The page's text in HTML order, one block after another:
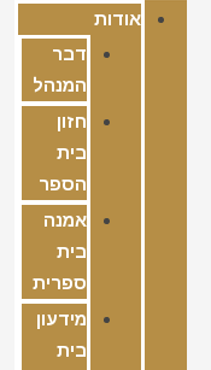
אודות
דבר
המנהל
חזון
בית
הספר
אמנה
בית
ספרית
מידעון
בית